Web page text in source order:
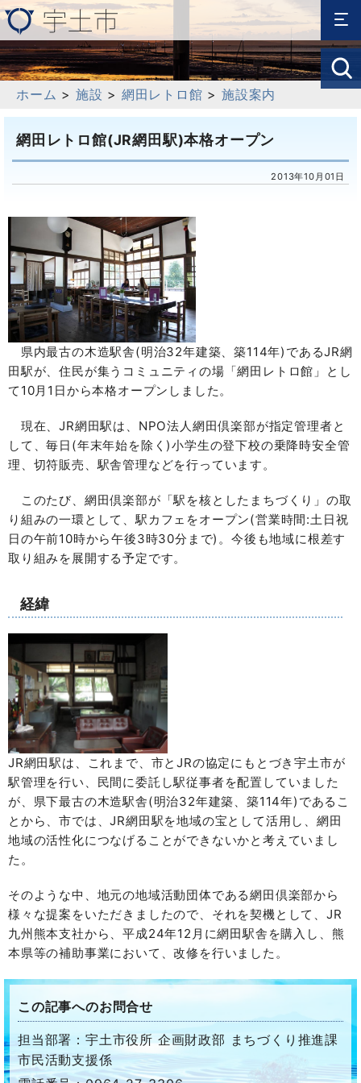
ホーム > 施設 > 網田レトロ館 >施設案内
網田レトロ館(JR網田駅)本格オープン
2013年10月01日
県内最古の木造駅舎(明治32年建築、築114年)であるJR網
田駅が、住民が集うコミュニティの場「網田レトロ館」とし
て10月1日から本格オープンしました。
現在、JR網田駅は、NPO法人網田倶楽部が指定管理者と
して、毎日(年末年始を除く)小学生の登下校の乗降時安全管
理、切符販売、駅舎管理などを行っています。
このたび、網田倶楽部が「駅を核としたまちづくり」の取
り組みの一環として、駅カフェをオープン(営業時間:土日祝
日の午前10時から午後3時30分まで)。今後も地域に根差す
取り組みを展開する予定です。
経緯
JR網田駅は、これまで、市とJRの協定にもとづき宇土市が
駅管理を行い、民間に委託し駅従事者を配置していました
が、県下最古の木造駅舎(明治32年建築、築114年)であるこ
とから、市では、JR網田駅を地域の宝として活用し、網田
地域の活性化につなげることができないかと考えていまし
た。
そのような中、地元の地域活動団体である網田倶楽部から
様々な提案をいただきましたので、それを契機として、JR
九州熊本支社から、平成24年12月に網田駅舎を購入し、熊
本県等の補助事業において、改修を行いました。
この記事へのお問合せ
担当部署：宇土市役所 企画財政部 まちづくり推進課
市民活動支援係